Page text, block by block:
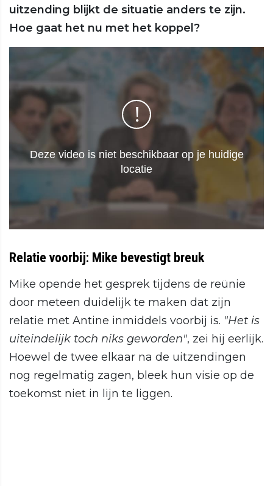
uitzending blijkt de situatie anders te zijn.
Hoe gaat het nu met het koppel?
Relatie voorbij: Mike bevestigt breuk
Mike opende het gesprek tijdens de reünie
door meteen duidelijk te maken dat zijn
relatie met Antine inmiddels voorbij is. "Het is
uiteindelijk toch niks geworden", zei hij eerlijk.
Hoewel de twee elkaar na de uitzendingen
nog regelmatig zagen, bleek hun visie op de
toekomst niet in lijn te liggen.